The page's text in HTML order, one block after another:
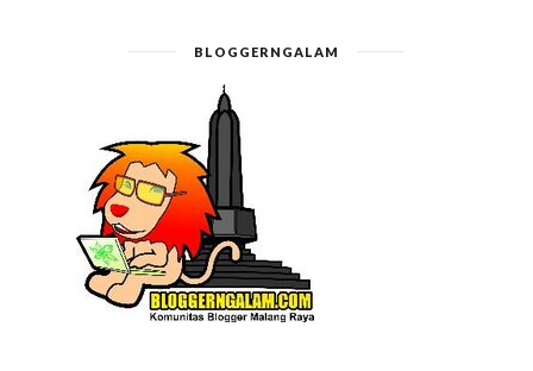
BLOGGERNGALAM